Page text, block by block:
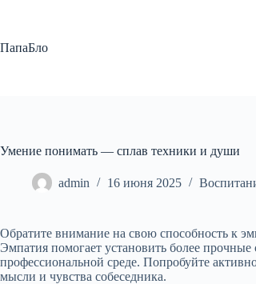
ПапаБло
Умение понимать — сплав техники и души
admin 16 июня 2025
Обратите внимание на свою способность к
Эмпатия помогает установить более
профессиональной среде. Попробуйте
мысли и чувства собеседника.